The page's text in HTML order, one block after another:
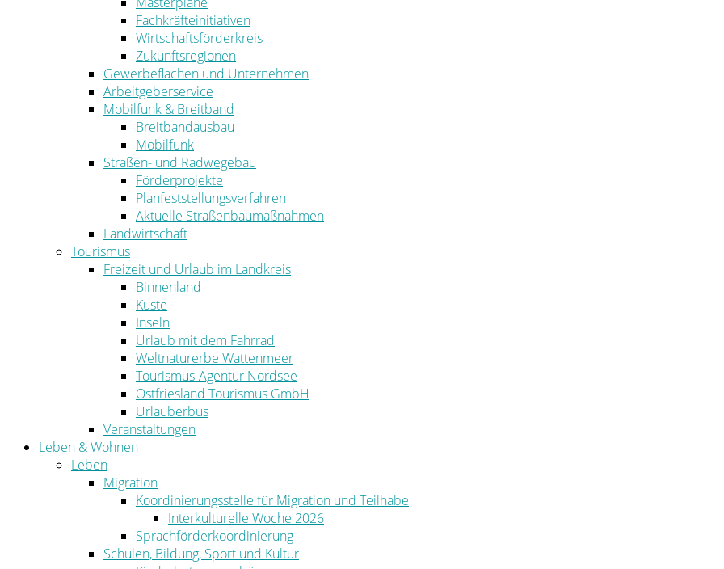
Fachkräfteinitiativen
Wirtschaftsförderkreis
Zukunftsregionen
Gewerbeflächen und Unternehmen
Arbeitgeberservice
Mobilfunk & Breitband
Breitbandausbau
Mobilfunk
Straßen- und Radwegebau
Förderprojekte
Planfeststellungsverfahren
Aktuelle Straßenbaumaßnahmen
Landwirtschaft
Tourismus
Freizeit und Urlaub im Landkreis
Binnenland
Küste
Inseln
Urlaub mit dem Fahrrad
Weltnaturerbe Wattenmeer
Tourismus-Agentur Nordsee
Ostfriesland Tourismus GmbH
Urlauberbus
Veranstaltungen
Leben & Wohnen
Leben
Migration
Koordinierungsstelle für Migration und Teilhabe
Interkulturelle Woche 2026
Sprachförderkoordinierung
Schulen, Bildung, Sport und Kultur